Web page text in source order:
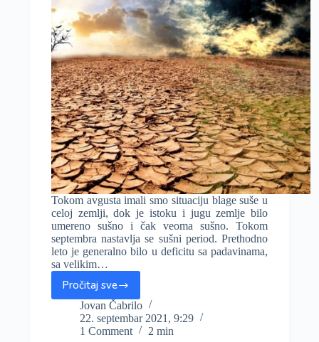
Tokom avgusta imali smo situaciju blage suše u
celoj zemlji, dok je istoku i jugu zemlje bilo
umereno sušno i čak veoma sušno. Tokom
septembra nastavlja se sušni period. Prethodno
leto je generalno bilo u deficitu sa padavinama,
sa velikim…
Pročitaj sve
Suvo
zemljište
u
celoj
Jovan Čabrilo
22. septembar 2021, 9:29
1 Comment
2 min